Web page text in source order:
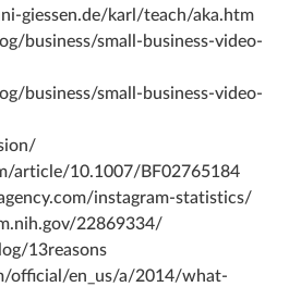
giessen.de/karl/teach/aka.htm
business/small-business-video-
business/small-business-video-
article/10.1007/BF02765184
instagram-statistics/
22869334/
13reasons
official/en_us/a/2014/what-